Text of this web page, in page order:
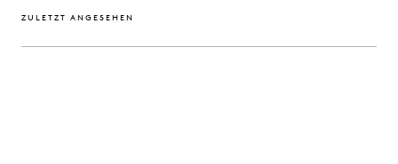
ZULETZT ANGESEHEN